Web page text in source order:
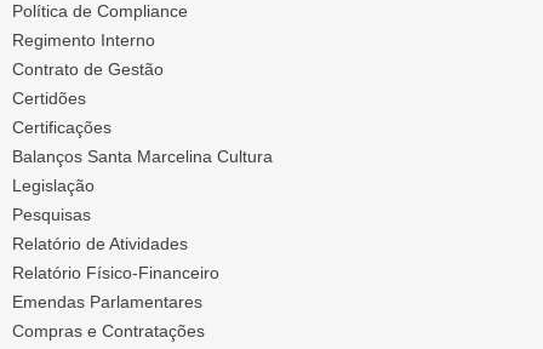
Política de Compliance
Regimento Interno
Contrato de Gestão
Certidões
Certificações
Balanços Santa Marcelina Cultura
Legislação
Pesquisas
Relatório de Atividades
Relatório Físico-Financeiro
Emendas Parlamentares
Compras e Contratações